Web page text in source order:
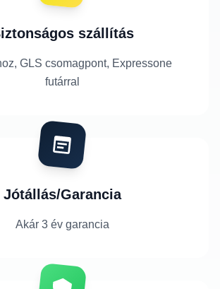
szállítás
GLS csomagpont, Expressone
futárral
Jótállás/Garancia
Akár 3 év garancia